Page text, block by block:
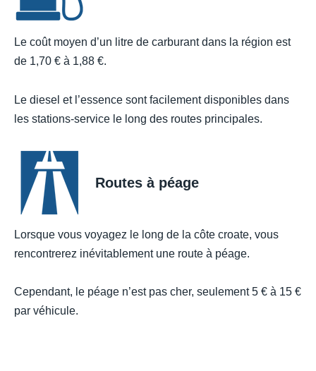
Le coût moyen d’un litre de carburant dans la région est
de 1,70 € à 1,88 €.
Le diesel et l’essence sont facilement disponibles dans
les stations-service le long des routes principales.
Routes à péage
Lorsque vous voyagez le long de la côte croate, vous
rencontrerez inévitablement une route à péage.
Cependant, le péage n’est pas cher, seulement 5 € à 15 €
par véhicule.